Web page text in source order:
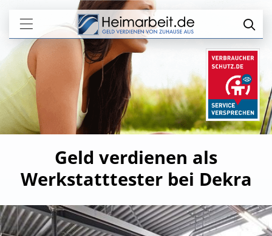
Geld verdienen als
Werkstatttester bei Dekra